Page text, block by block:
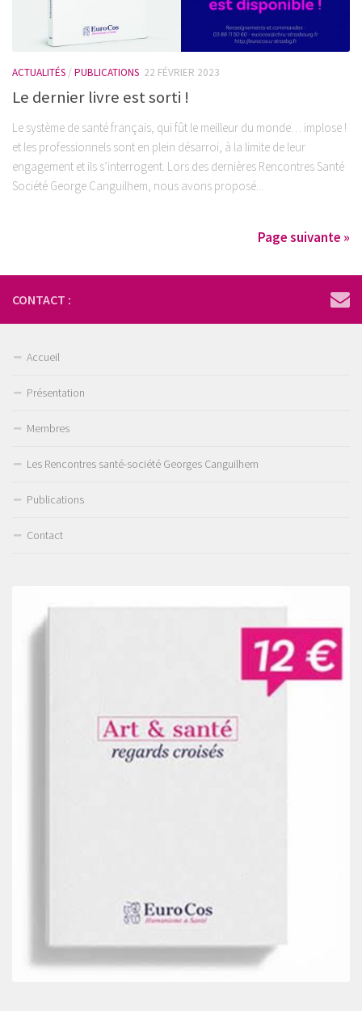
ACTUALITÉS / PUBLICATIONS 22 FÉVRIER 2023
Le dernier livre est sorti !
Le système de santé français, qui fût le meilleur du monde… implose !
et les professionnels sont en plein désarroi, à la limite de leur
engagement et ils s’interrogent. Lors des dernières Rencontres Santé
Société George Canguilhem, nous avons proposé...
Page suivante »
CONTACT :
Accueil
Présentation
Membres
Les Rencontres santé-société Georges Canguilhem
Publications
Contact